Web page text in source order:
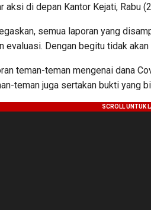
aksi di depan Kantor Kejati, Rabu
semua laporan yang
evaluasi. Dengan begitu tidak
teman-teman mengenai dana
teman juga sertakan bukti yang